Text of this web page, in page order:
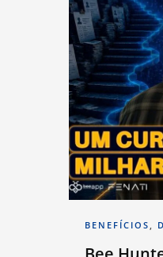
BENEFÍCIOS